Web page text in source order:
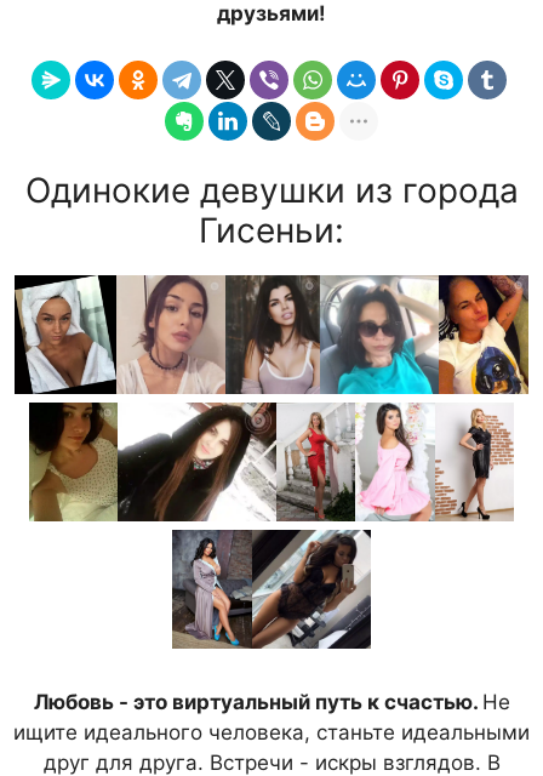
друзьями!
Одинокие девушки из города
Гисеньи:
Любовь - это виртуальный путь к счастью. Не
ищите идеального человека, станьте идеальными
друг для друга. Встречи - искры взглядов. В